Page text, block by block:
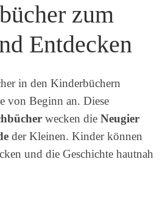
zum
Entdecken
in den Kinderbüchern
von Beginn an. Diese
wecken die Neugier
der Kleinen. Kinder können
und die Geschichte hautnah